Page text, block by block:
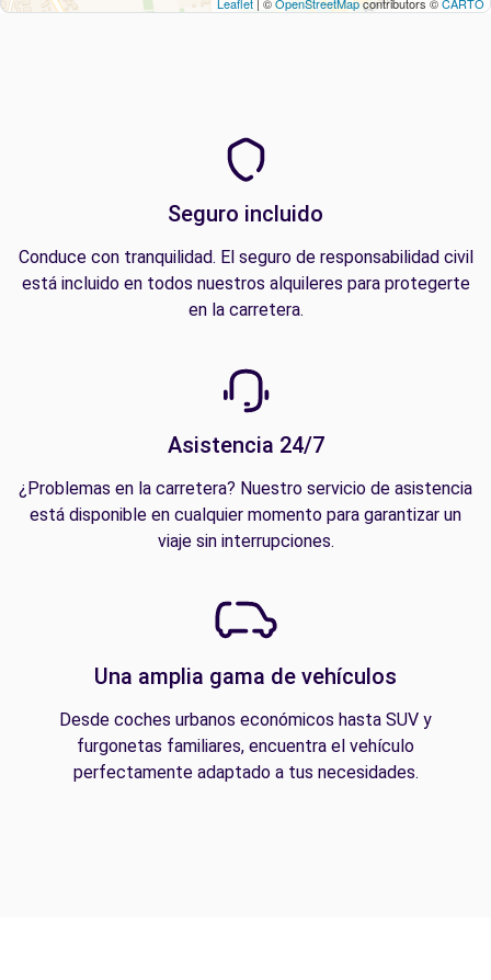
Seguro incluido
Conduce con tranquilidad. El seguro de responsabilidad civil
está incluido en todos nuestros alquileres para protegerte
en la carretera.
Asistencia 24/7
¿Problemas en la carretera? Nuestro servicio de asistencia
está disponible en cualquier momento para garantizar un
viaje sin interrupciones.
Una amplia gama de vehículos
Desde coches urbanos económicos hasta SUV y
furgonetas familiares, encuentra el vehículo
perfectamente adaptado a tus necesidades.